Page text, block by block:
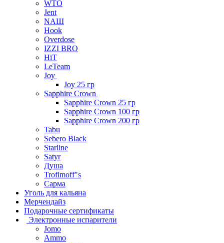
WTO
Jent
NAШ
Hook
Overdose
IZZI BRO
HiT
LeTeam
Joy
Joy 25 гр
Sapphire Crown
Sapphire Crown 25 гр
Sapphire Crown 100 гр
Sapphire Crown 200 гр
Tabu
Sebero Black
Starline
Satyr
Душа
Trofimoff"s
Сарма
Уголь для кальяна
Мерчендайз
Подарочные сертификаты
Электронные испарители
Jomo
Ammo